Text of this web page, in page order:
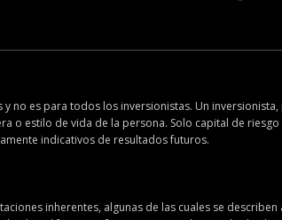
no es para todos los inversionistas. Un
o estilo de vida de la persona. Solo capital de
indicativos de resultados futuros.
inherentes, algunas de las cuales se